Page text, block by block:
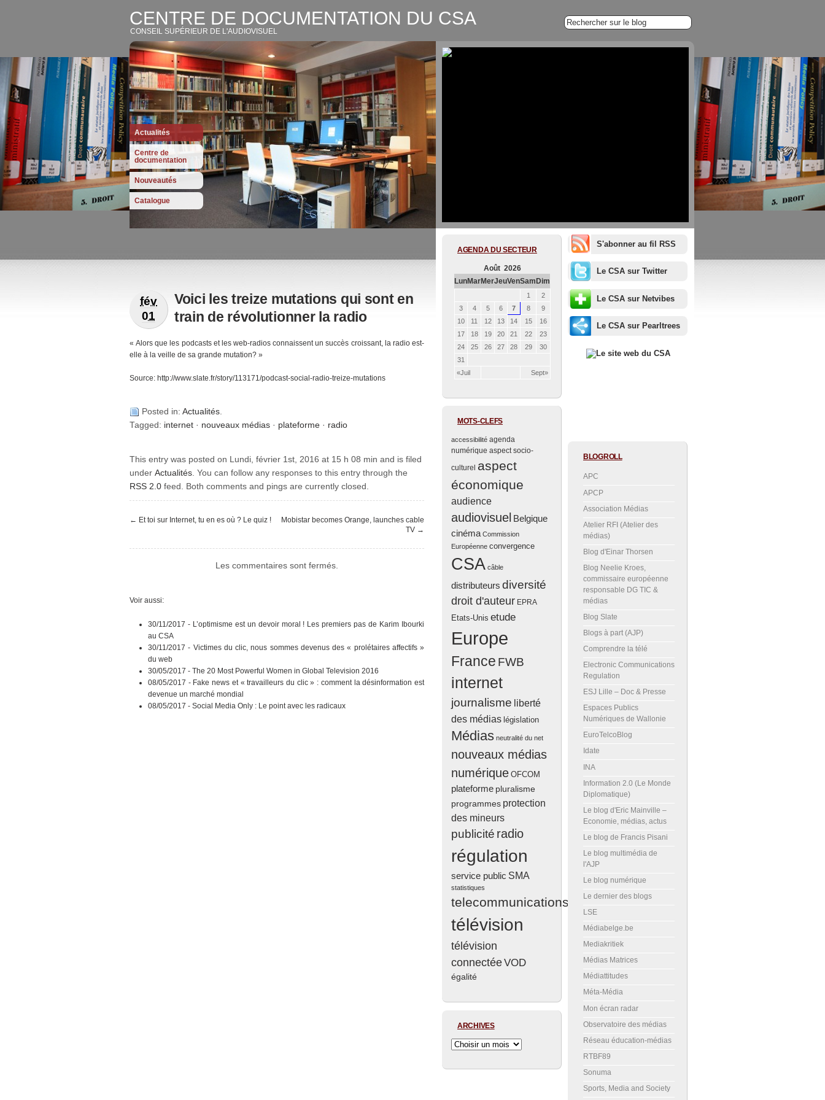
CENTRE DE DOCUMENTATION DU CSA
CONSEIL SUPÉRIEUR DE L'AUDIOVISUEL
Actualités
Centre de
documentation
Nouveautés
Catalogue
fév
01
Voici les treize mutations qui sont en
train de révolutionner la radio
« Alors que les podcasts et les web-radios connaissent un succès croissant, la radio est-
elle à la veille de sa grande mutation? »
Source: http://www.slate.fr/story/113171/podcast-social-radio-treize-mutations
Posted in: Actualités
Tagged: internet · nouveaux médias · plateforme · radio
This entry was posted on Lundi, février 1st, 2016 at 15 h 08 min and is filed
under Actualités . You can follow any responses to this entry through the
RSS 2.0 feed. Both comments and pings are currently closed.
← Et toi sur Internet, tu en es où ? Le quiz !
Mobistar becomes Orange, launches cable
TV →
Les commentaires sont fermés.
Voir aussi:
30/11/2017 - L’optimisme est un devoir moral ! Les premiers pas de Karim Ibourki
au CSA
30/11/2017 - Victimes du clic, nous sommes devenus des « prolétaires affectifs »
du web
30/05/2017 - The 20 Most Powerful Women in Global Television 2016
08/05/2017 - Fake news et « travailleurs du clic » : comment la désinformation est
devenue un marché mondial
08/05/2017 - Social Media Only : Le point avec les radicaux
AGENDA DU SECTEUR
Août 2026
LunMarMerJeuVenSam Dim
«Juil Sept»
1
2
3
4 5 6 7 8
9
10
11 12 13 14 15
16
17
18 19 20 21 22
23
24
25 26 27 28 29
30
31
MOTS-CLEFS
accessibilité agenda
numérique aspect socio-
culturel aspect
économique
audience
audiovisuel Belgique
cinéma Commission
Européenne convergence
CSA câble
distributeurs diversité
droit d'auteur EPRA
Etats-Unis etude
Europe
France FWB
internet
journalisme liberté
des médias législation
Médias neutralité du net
nouveaux médias
numérique OFCOM
plateforme pluralisme
programmes protection
des mineurs
publicité radio
régulation
service public SMA
statistiques
telecommunications
télévision
télévision
connectéeVOD
égalité
ARCHIVES
S'abonner au fil RSS
Le CSA sur Twitter
Le CSA sur Netvibes
Le CSA sur Pearltrees
BLOGROLL
APC
APCP
Association Médias
Atelier RFI (Atelier des
médias)
Blog d'Einar Thorsen
Blog Neelie Kroes,
commissaire européenne
responsable DG TIC &
médias
Blog Slate
Blogs à part (AJP)
Comprendre la télé
Electronic Communications
Regulation
ESJ Lille – Doc & Presse
Espaces Publics
Numériques de Wallonie
EuroTelcoBlog
Idate
INA
Information 2.0 (Le Monde
Diplomatique)
Le blog d'Eric Mainville –
Economie, médias, actus
Le blog de Francis Pisani
Le blog multimédia de
l'AJP
Le blog numérique
Le dernier des blogs
LSE
Médiabelge.be
Mediakritiek
Médias Matrices
Médiattitudes
Méta-Média
Mon écran radar
Observatoire des médias
Réseau éducation-médias
RTBF89
Sonuma
Sports, Media and Society